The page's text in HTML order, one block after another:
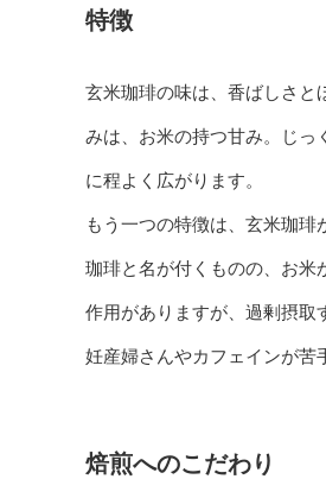
特徴
玄米珈琲の味は、香ばしさと
みは、お米の持つ甘み。じっ
に程よく広がります。
もう一つの特徴は、玄米珈琲
珈琲と名が付くものの、お米
作用がありますが、過剰摂取
妊産婦さんやカフェインが苦
焙煎へのこだわり